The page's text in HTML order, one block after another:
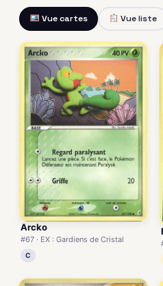
Vue cartes Vue liste
Arcko
#67 · EX : Gardiens de Cristal
C